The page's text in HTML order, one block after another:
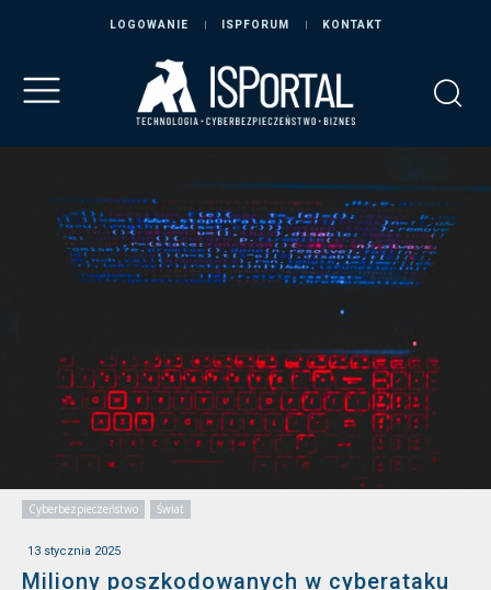
LOGOWANIE ISPFORUM KONTAKT
Cyberbezpieczeństwo Świat
13 stycznia 2025
Miliony poszkodowanych w cyberataku